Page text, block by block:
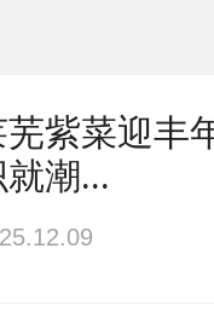
芜紫菜迎丰
潮...